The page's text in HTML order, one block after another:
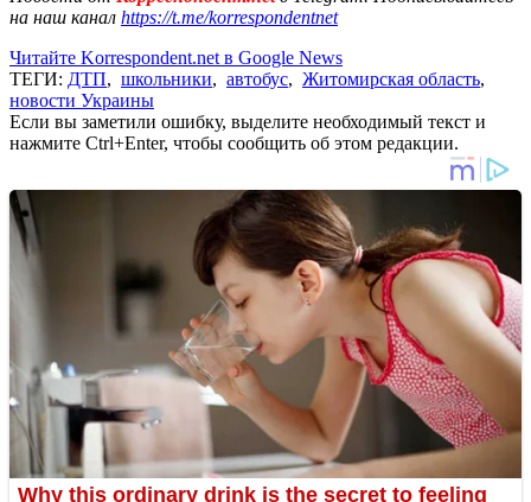
на наш канал https://t.me/korrespondentnet
Читайте Korrespondent.net в Google News
ТЕГИ: ДТП, школьники, автобус, Житомирская область,
новости Украины
Если вы заметили ошибку, выделите необходимый текст и
нажмите Ctrl+Enter, чтобы сообщить об этом редакции.